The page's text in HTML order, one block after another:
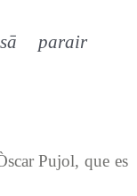
parair
Pujol, que es